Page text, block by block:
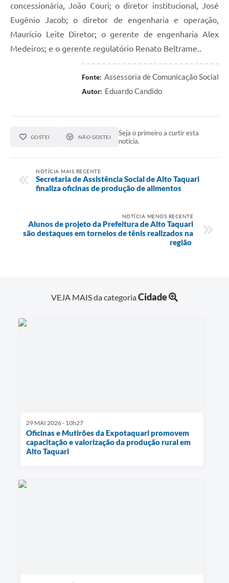
concessionária, João Couri; o diretor institucional, José
Eugênio Jacob; o diretor de engenharia e operação,
Maurício Leite Diretor; o gerente de engenharia Alex
Medeiros; e o gerente regulatório Renato Beltrame..
Fonte: Assessoria de Comunicação Social
Autor: Eduardo Candido
GOSTEI NÃO GOSTEI
Seja o primeiro a curtir esta
notícia.
NOTÍCIA MAIS RECENTE
Secretaria de Assistência Social de Alto Taquari
finaliza oficinas de produção de alimentos
NOTÍCIA MENOS RECENTE
Alunos de projeto da Prefeitura de Alto Taquari
são destaques em torneios de tênis realizados na
região
VEJA MAIS da categoriaCidade
29 MAI 2026 - 10h27
Oficinas e Mutirões da Expotaquari promovem
capacitação e valorização da produção rural em
Alto Taquari